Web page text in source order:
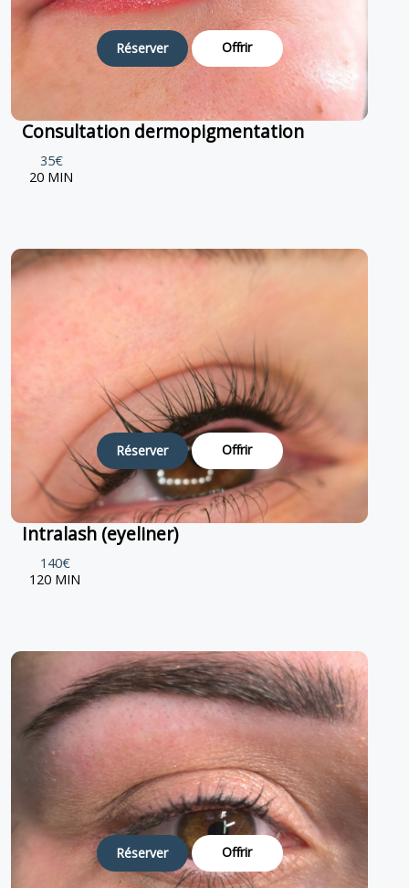
Réserver Offrir
Consultation dermopigmentation
35€
20 MIN
Réserver Offrir
Intralash (eyeliner)
140€
120 MIN
Réserver Offrir